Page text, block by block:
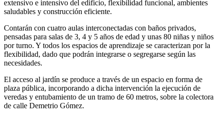
extensivo e intensivo del edificio, flexibilidad funcional, ambientes
saludables y construcción eficiente.
Contarán con cuatro aulas interconectadas con baños privados,
pensadas para salas de 3, 4 y 5 años de edad y unas 80 niñas y niños
por turno. Y todos los espacios de aprendizaje se caracterizan por la
flexibilidad, dado que podrán integrarse o segregarse según las
necesidades.
El acceso al jardín se produce a través de un espacio en forma de
plaza pública, incorporando a dicha intervención la ejecución de
veredas y entubamiento de un tramo de 60 metros, sobre la colectora
de calle Demetrio Gómez.